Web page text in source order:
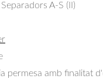
A-S (II)
permesa amb finalitat